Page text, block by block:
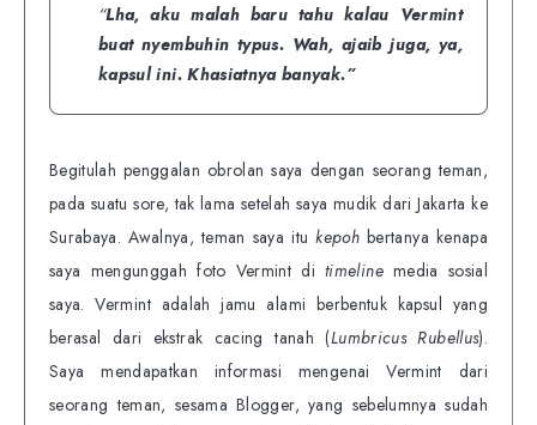
“Lha, aku malah baru tahu kalau Vermint
buat nyembuhin typus. Wah, ajaib juga, ya,
kapsul ini. Khasiatnya banyak.”
Begitulah penggalan obrolan saya dengan seorang teman,
pada suatu sore, tak lama setelah saya mudik dari Jakarta ke
Surabaya. Awalnya, teman saya itukepoh bertanya kenapa
saya mengunggah foto Vermint ditimelinemedia sosial
saya. Vermint adalah jamu alami berbentuk kapsul yang
berasal dari ekstrak cacing tanah (Lumbricus Rubellus).
Saya mendapatkan informasi mengenai Vermint dari
seorang teman, sesama Blogger, yang sebelumnya sudah